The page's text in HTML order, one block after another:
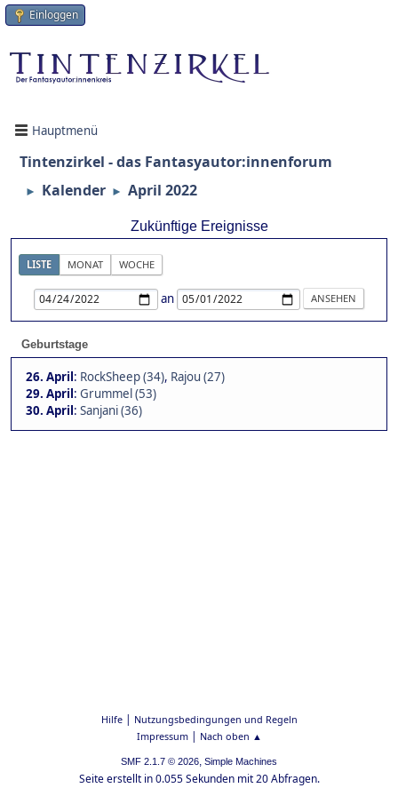
Einloggen
Hauptmenü
Tintenzirkel - das Fantasyautor:innenforum
► Kalender ► April 2022
Zukünftige Ereignisse
LISTE MONAT WOCHE
an
Geburtstage
26. April: RockSheep (34), Rajou (27)
29. April: Grummel (53)
30. April: Sanjani (36)
Hilfe| Nutzungsbedingungen und Regeln
Impressum| Nach oben ▲
SMF 2.1.7 © 2026, Simple Machines
Seite erstellt in 0.055 Sekunden mit 20 Abfragen.